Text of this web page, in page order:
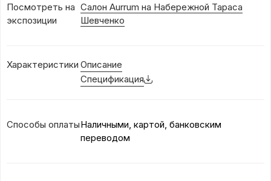
Посмотреть на
экспозиции
Салон Aurrum на Набережной Тараса
Шевченко
Характеристики Описание
Спецификация
Способы оплатыНаличными, картой, банковским
переводом